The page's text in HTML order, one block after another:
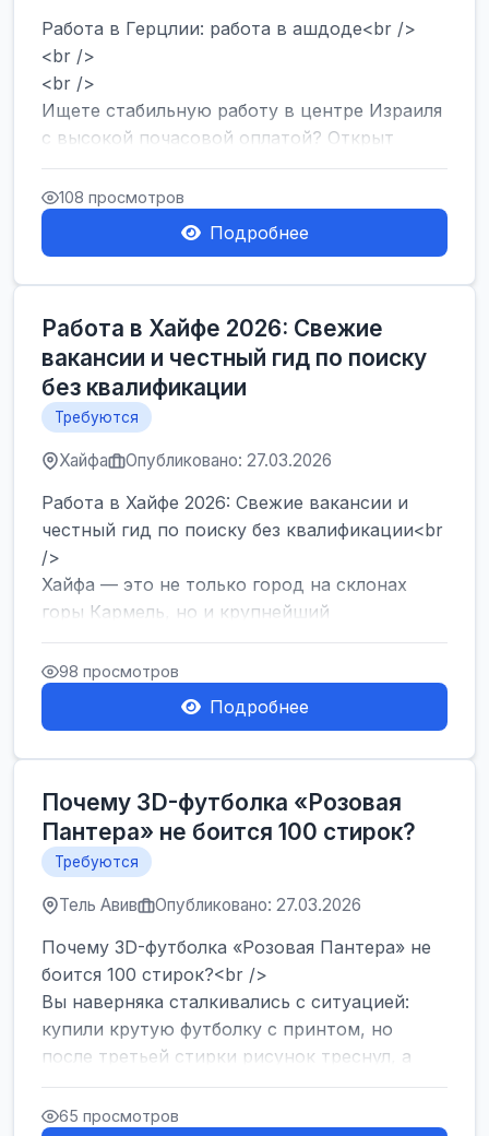
Работа в Герцлии: работа в ашдоде<br />
<br />
<br />
Ищете стабильную работу в центре Израиля
с высокой почасовой оплатой? Открыт
набор сотрудников на современный склад в
Герцлии. Мы предлагаем оф...
108 просмотров
Подробнее
Работа в Хайфе 2026: Свежие
вакансии и честный гид по поиску
без квалификации
Требуются
Хайфа Опубликовано: 27.03.2026
Работа в Хайфе 2026: Свежие вакансии и
честный гид по поиску без квалификации<br
/>
Хайфа — это не только город на склонах
горы Кармель, но и крупнейший
промышленный и логистический хаб
Израиля. Если...
98 просмотров
Подробнее
Почему 3D-футболка «Розовая
Пантера» не боится 100 стирок?
Требуются
Тель Авив Опубликовано: 27.03.2026
Почему 3D-футболка «Розовая Пантера» не
боится 100 стирок?<br />
Вы наверняка сталкивались с ситуацией:
купили крутую футболку с принтом, но
после третьей стирки рисунок треснул, а
после десятой — пр...
65 просмотров